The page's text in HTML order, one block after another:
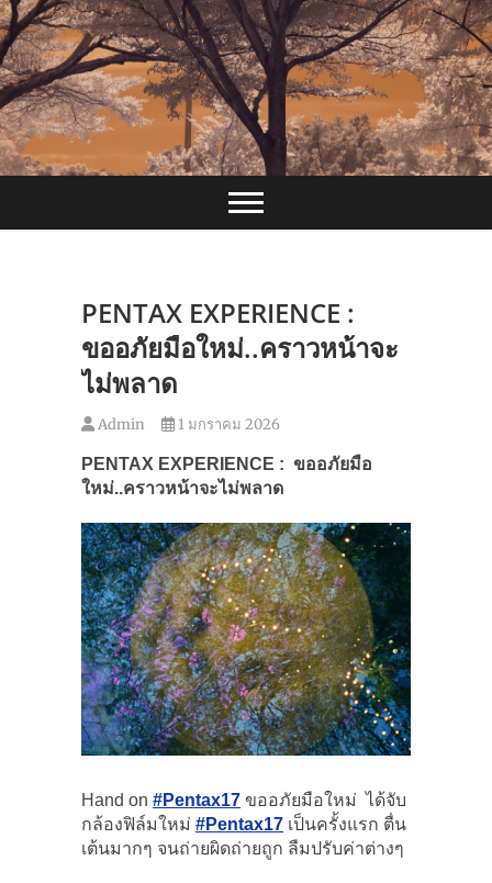
Skip
to
content
PENTAX EXPERIENCE :
ขออภัยมือใหม่..คราวหน้าจะ
ไม่พลาด
Admin 1 มกราคม 2026
PENTAX EXPERIENCE : ขออภัยมือ
ใหม่..คราวหน้าจะไม่พลาด
Hand on #Pentax17 ขออภัยมือใหม่ ได้จับ
กล้องฟิล์มใหม่ #Pentax17 เป็นครั้งแรก ตื่น
เต้นมากๆ จนถ่ายผิดถ่ายถูก ลืมปรับค่าต่างๆ